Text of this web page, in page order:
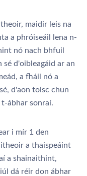
maidir leis na
a phróiseáil lena n-
nó nach bhfuil
sé d'oibleagáid ar an
a fháil nó a
d'aon toisc chun
t-ábhar sonraí.
i mír 1 den
a thaispeáint
a shainaithint,
dá réir don ábhar